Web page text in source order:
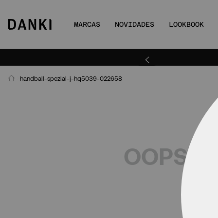
MARCAS NOVIDADES LOOKBOOK
handball-spezial-j-hq5039-022658
OOPS!